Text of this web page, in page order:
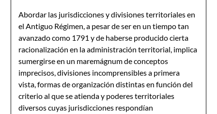
Abordar las jurisdicciones y divisiones territoriales en
el Antiguo Régimen, a pesar de ser en un tiempo tan
avanzado como 1791 y de haberse producido cierta
racionalización en la administración territorial, implica
sumergirse en un maremágnum de conceptos
imprecisos, divisiones incomprensibles a primera
vista, formas de organización distintas en función del
criterio al que se atienda y poderes territoriales
diversos cuyas jurisdicciones respondían